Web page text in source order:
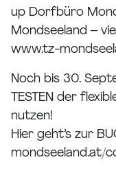
up Dorfbüro
Mondseeland –
www.tz-
Noch bis 30.
TESTEN der
nutzen!
Hier geht’s zur
mondseeland.at/